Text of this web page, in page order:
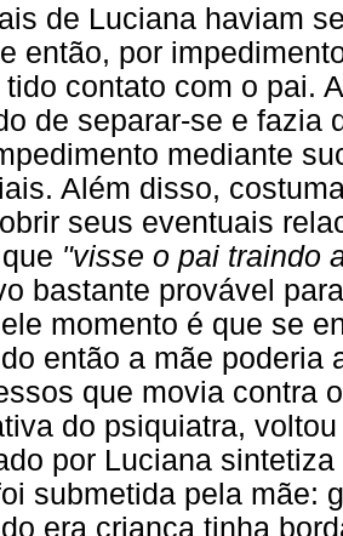
de Luciana haviam
então, por
tido contato com o pai.
de separar-se e fazia
mediante
Além disso,
seus eventuais
"visse o pai traindo
bastante provável
momento é que se
então a mãe poderia
que movia contra
do psiquiatra,
por Luciana
submetida pela mãe:
era criança tinha